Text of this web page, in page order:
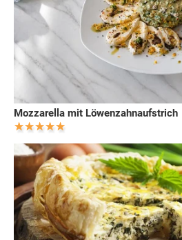
Mozzarella mit Löwenzahnaufstrich